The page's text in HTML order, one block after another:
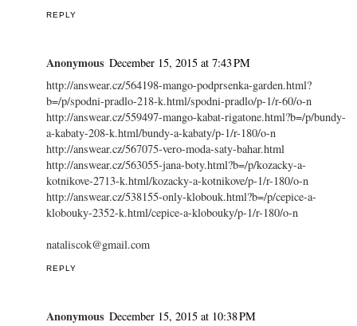
REPLY
Anonymous December 15, 2015 at 7:43 PM
http://answear.cz/564198-mango-podprsenka-garden.html?
b=/p/spodni-pradlo-218-k.html/spodni-pradlo/p-1/r-60/o-n
http://answear.cz/559497-mango-kabat-rigatone.html?b=/p/bundy-
a-kabaty-208-k.html/bundy-a-kabaty/p-1/r-180/o-n
http://answear.cz/567075-vero-moda-saty-bahar.html
http://answear.cz/563055-jana-boty.html?b=/p/kozacky-a-
kotnikove-2713-k.html/kozacky-a-kotnikove/p-1/r-180/o-n
http://answear.cz/538155-only-klobouk.html?b=/p/cepice-a-
klobouky-2352-k.html/cepice-a-klobouky/p-1/r-180/o-n
nataliscok@gmail.com
REPLY
Anonymous December 15, 2015 at 10:38 PM